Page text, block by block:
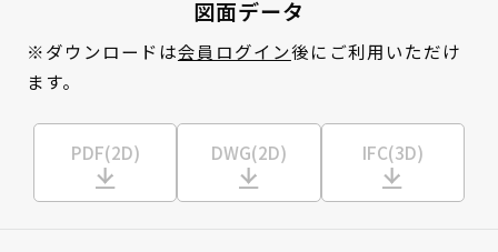
図面データ
※ダウンロードは会員ログイン後にご利用いただけ
ます。
PDF(2D) DWG(2D) IFC(3D)